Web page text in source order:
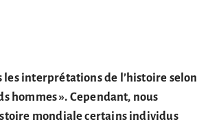
interprétations de l’histoire selon
hommes ». Cependant, nous
mondiale certains individus